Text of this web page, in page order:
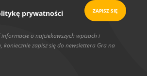
prywatności
informacje o najciekawszych wpisach i
koniecznie zapisz się do newslettera Gra na